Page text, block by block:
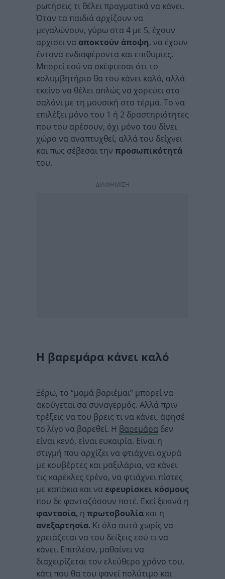
ρωτήσεις τι θέλει πραγματικά να κάνει.
Όταν τα παιδιά αρχίζουν να
μεγαλώνουν, γύρω στα 4 με 5, έχουν
αρχίσει να αποκτούν άποψη, να έχουν
έντονα ενδιαφέροντα και επιθυμίες.
Μπορεί εσύ να σκέφτεσαι ότι το
κολυμβητήριο θα του κάνει καλό, αλλά
εκείνο να θέλει απλώς να χορεύει στο
σαλόνι με τη μουσική στο τέρμα. Το να
επιλέξει μόνο του 1 ή 2 δραστηριότητες
που του αρέσουν, όχι μόνο του δίνει
χώρο να αναπτυχθεί, αλλά του δείχνει
και πως σέβεσαι την προσωπικότητά
του.
ΔΙΑΦΗΜΙΣΗ
Η βαρεμάρα κάνει καλό
Ξέρω, το “μαμά βαριέμαι” μπορεί να
ακούγεται σα συναγερμός. Αλλά πριν
τρέξεις να του βρεις τι να κάνει, άφησέ
το λίγο να βαρεθεί. Η βαρεμάρα δεν
είναι κενό, είναι ευκαιρία. Είναι η
στιγμή που αρχίζει να φτιάχνει οχυρά
με κουβέρτες και μαξιλάρια, να κάνει
τις καρέκλες τρένο, να φτιάχνει πίστες
με καπάκια και να εφευρίσκει κόσμους
που δε φανταζόσουν ποτέ. Εκεί ξεκινά η
φαντασία, η πρωτοβουλία και η
ανεξαρτησία. Κι όλα αυτά χωρίς να
χρειάζεται να του δείξεις εσύ τι να
κάνει. Επιπλέον, μαθαίνει να
διαχειρίζεται τον ελεύθερο χρόνο του,
κάτι που θα του φανεί πολύτιμο και